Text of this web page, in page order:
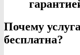
Почему
бесплатна?